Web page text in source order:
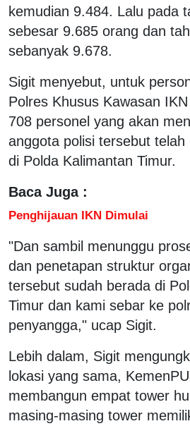
kemudian 9.484. Lalu pada
sebesar 9.685 orang dan
sebanyak 9.678.
Sigit menyebut, untuk
Polres Khusus Kawasan
708 personel yang akan
anggota polisi tersebut telah
di Polda Kalimantan Timur.
Baca Juga :
Penghijauan IKN Dimulai
"Dan sambil menunggu
dan penetapan struktur
tersebut sudah berada di
Timur dan kami sebar ke
penyangga," ucap Sigit.
Lebih dalam, Sigit
lokasi yang sama,
membangun empat tower
masing-masing tower